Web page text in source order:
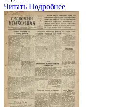
Читать Подробнее